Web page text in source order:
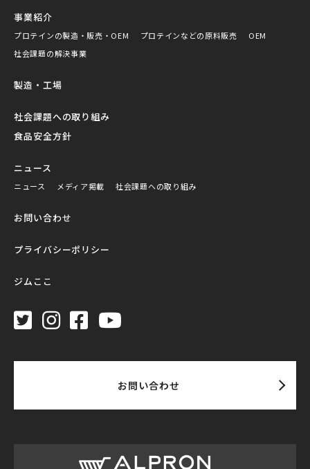
事業紹介
プロテインの製造・販売・OEM プロテインなどの原料販売
OEM
社会課題の解決事業
製造・工場
社会課題への取り組み
食品安全方針
ニュース
ニュース メディア掲載 社会課題への取り組み
お問い合わせ
プライバシーポリシー
ジムここ
お問い合わせ